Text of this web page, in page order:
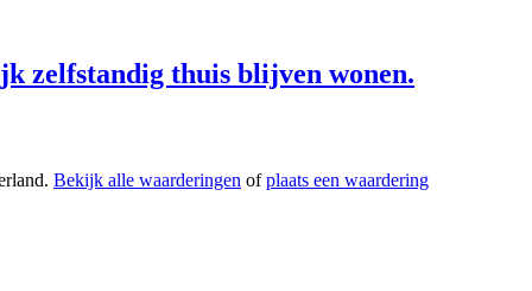
zelfstandig thuis blijven wonen.
Bekijk alle waarderingen ofplaats een waardering